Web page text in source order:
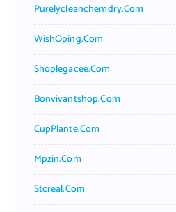
Purelycleanchemdry.com
WishOping.com
Shoplegacee.com
Bonvivantshop.com
CupPlante.com
Mpzin.com
Stcreal.com